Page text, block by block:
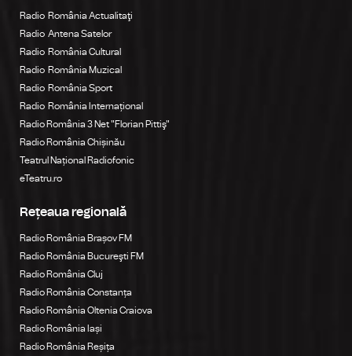
Radio România Actualitaţi
Radio Antena Satelor
Radio România Cultural
Radio România Muzical
Radio România Sport
Radio România Internațional
Radio România 3 Net "Florian Pittiş"
Radio România Chișinău
Teatrul Național Radiofonic
eTeatru.ro
Rețeaua regională
Radio România Brașov FM
Radio România Bucureşti FM
Radio România Cluj
Radio România Constanța
Radio România Oltenia Craiova
Radio România Iași
Radio România Reșița